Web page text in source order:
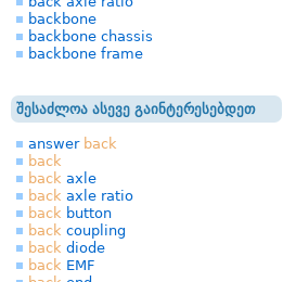
backbone
backbone chassis
backbone frame
შესაძლოა ასევე გაინტერესებდეთ
answer back
back
back axle
back axle ratio
back button
back coupling
back diode
back EMF